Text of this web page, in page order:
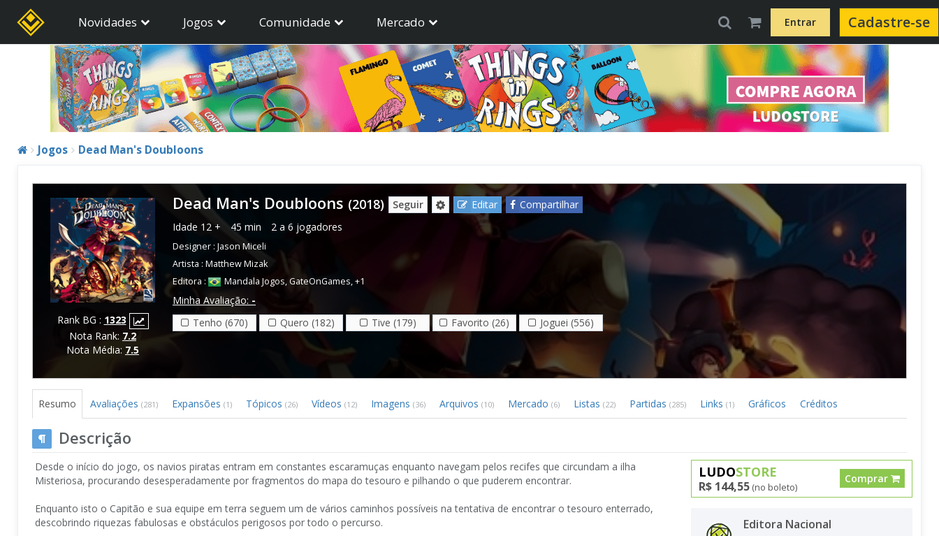
Novidades Jogos Comunidade Mercado Entrar Cadastre-se
Jogos Dead Man's Doubloons
Rank BG : 1323
Nota Rank: 7.2
Nota Média: 7.5
Dead Man's Doubloons (2018) Seguir Editar
Compartilhar
Idade 12 + 45 min 2 a 6 jogadores
Designer : Jason Miceli
Artista : Matthew Mizak
Editora :
Mandala Jogos,GateOnGames,+1
Minha Avaliação: -
Tenho (670)
Quero (182) Tive (179) Favorito (26) Joguei (556)
Resumo Avaliações (281) Expansões (1) Tópicos (26) Vídeos (12) Imagens (36) Arquivos (10) Mercado (6) Listas (22) Partidas (285) Links (1) Gráficos Créditos
Descrição
Desde o início do jogo, os navios piratas entram em constantes escaramuças enquanto navegam pelos recifes que circundam a ilha
Misteriosa, procurando desesperadamente por fragmentos do mapa do tesouro e pilhando o que puderem encontrar.
Enquanto isto o Capitão e sua equipe em terra seguem um de vários caminhos possíveis na tentativa de encontrar o tesouro enterrado,
descobrindo riquezas fabulosas e obstáculos perigosos por todo o percurso.
LUDOSTORE
R$ 144,55 (no boleto)
Comprar
Editora Nacional